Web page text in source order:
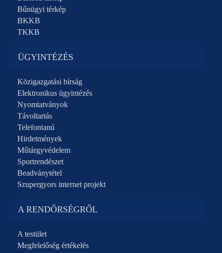
Bűnügyi térkép
BKKB
TKKB
ÜGYINTÉZÉS
Közigazgatási bírság
Elektronikus ügyintézés
Nyomtatványok
Távoltartás
Telefontanú
Hirdetmények
Műtárgyvédelem
Sportrendészet
Beadványtétel
Szupergyors internet projekt
A RENDŐRSÉGRŐL
A testület
Megfelelőség értékelés